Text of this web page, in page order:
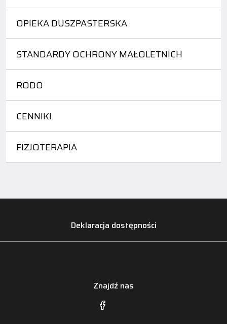
OPIEKA DUSZPASTERSKA
STANDARDY OCHRONY MAŁOLETNICH
RODO
CENNIKI
FIZJOTERAPIA
Deklaracja dostępności
Znajdź nas